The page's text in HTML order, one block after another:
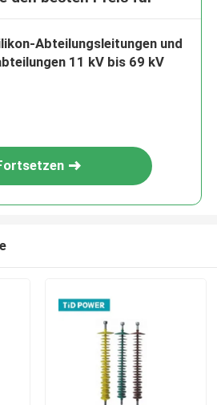
Abteilungsleitungen und
11 kV bis 69 kV